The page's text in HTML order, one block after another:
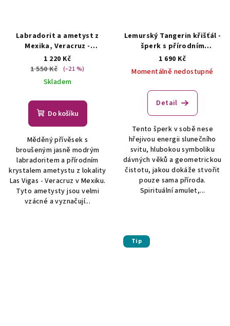
Labradorit a ametyst z
Mexika, Veracruz -
přívěsek/náhrdelník
ŠPERKY S PŘÍRODNÍMI
KRYSTALY
1 220 Kč
1 550 Kč
(–21 %)
Skladem
Do košíku
Měděný přívěsek s
broušeným jasně modrým
labradoritem a přírodním
krystalem ametystu z lokality
Las Vigas - Veracruz v Mexiku.
Tyto ametysty jsou velmi
vzácné a vyznačují...
Lemurský Tangerin křišťál -
šperk s přírodním
krystalemŠPERKY S
PŘÍRODNÍMI KRYSTALY
1 690 Kč
Momentálně nedostupné
Detail
Tento šperk v sobě nese
hřejivou energii slunečního
svitu, hlubokou symboliku
dávných věků a geometrickou
čistotu, jakou dokáže stvořit
pouze sama příroda.
Spirituální amulet,...
Tip